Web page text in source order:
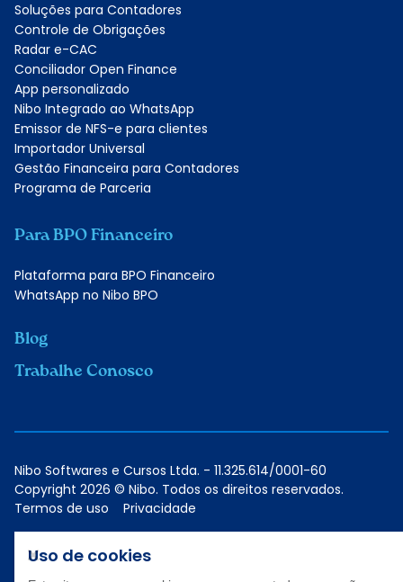
Soluções para Contadores
Controle de Obrigações
Radar e-CAC
Conciliador Open Finance
App personalizado
Nibo Integrado ao WhatsApp
Emissor de NFS-e para clientes
Importador Universal
Gestão Financeira para Contadores
Programa de Parceria
Para BPO Financeiro
Plataforma para BPO Financeiro
WhatsApp no Nibo BPO
Blog
Trabalhe Conosco
Termos de uso Privacidade
Copyright 2026 © Nibo. Todos os direitos reservados.
Nibo Softwares e Cursos Ltda. - 11.325.614/0001-60
Uso de cookies